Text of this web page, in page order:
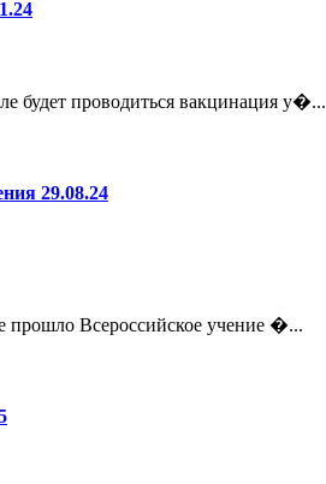
будет проводиться вакцинация у�...
29.08.24
прошло Всероссийское учение �...